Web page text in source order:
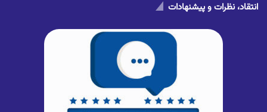
انتقاد، نظرات و پیشنهادات